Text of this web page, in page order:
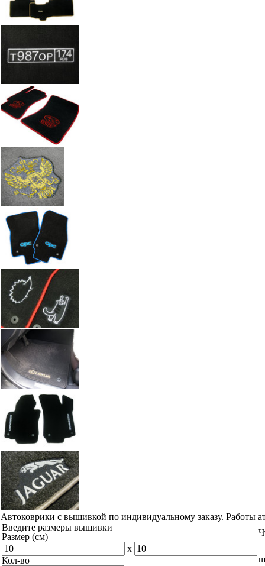
Автоковрики с вышивкой по индивидуальному заказу. Работы
Введите размеры вышивки
Размер (см)
x
Кол-во